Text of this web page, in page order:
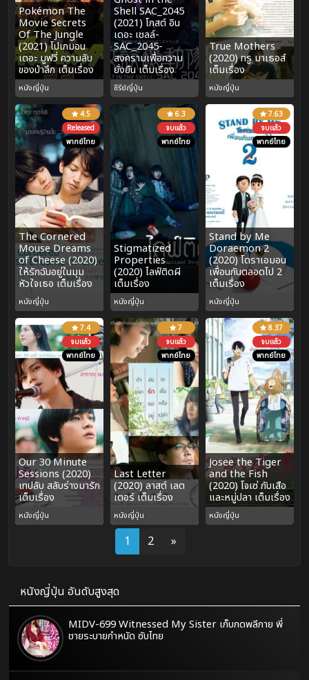
Pokémon The
Movie Secrets
Of The Jungle
(2021) โปเกมอน
เดอะ มูฟวี่ ความลับ
ของป่าลึก เต็มเรื่อง
หนังญี่ปุ่น
Shell SAC_2045
(2021) โกสต์ อิน
เดอะ เชลล์-
SAC_2045-
สงครามเพื่อความ
ยั่งยืน เต็มเรื่อง
ซีรีย์ญี่ปุ่น
True Mothers
(2020) ทรู มาเธอส์
เต็มเรื่อง
หนังญี่ปุ่น
4.5
Released
พากย์ไทย
The Cornered
Mouse Dreams
of Cheese (2020)
ให้รักฉันอยู่ในมุม
หัวใจเธอ เต็มเรื่อง
หนังญี่ปุ่น
6.3
จบแล้ว
พากย์ไทย
Stigmatized
Properties
(2020) ไลฟ์ติดผี
เต็มเรื่อง
หนังญี่ปุ่น
7.63
จบแล้ว
พากย์ไทย
Stand by Me
Doraemon 2
(2020) โดราเอมอน
เพื่อนกันตลอดไป 2
เต็มเรื่อง
หนังญี่ปุ่น
7.4
จบแล้ว
พากย์ไทย
Our 30 Minute
Sessions (2020)
เทปลับ สลับร่างมารัก
เต็มเรื่อง
หนังญี่ปุ่น
7
จบแล้ว
พากย์ไทย
Last Letter
(2020) ลาสต์ เลต
เตอร์ เต็มเรื่อง
หนังญี่ปุ่น
8.37
จบแล้ว
พากย์ไทย
Josee the Tiger
and the Fish
(2020) โจเซ่ กับเสือ
และหมู่ปลา เต็มเรื่อง
หนังญี่ปุ่น
1 2 »
หนังญี่ปุ่น อันดับสูงสุด
MIDV-699 Witnessed My Sister เก็บกดพลีกาย พี่
ชายระบายกำหนัด ซับไทย